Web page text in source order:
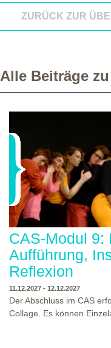
ZURÜCK ZUR
Alle Beiträge
CAS-Modul 9:
Aufführung,
Reflexion
11.12.2027 - 12.12.2027
Der Abschluss im CAS
Collage. Es können